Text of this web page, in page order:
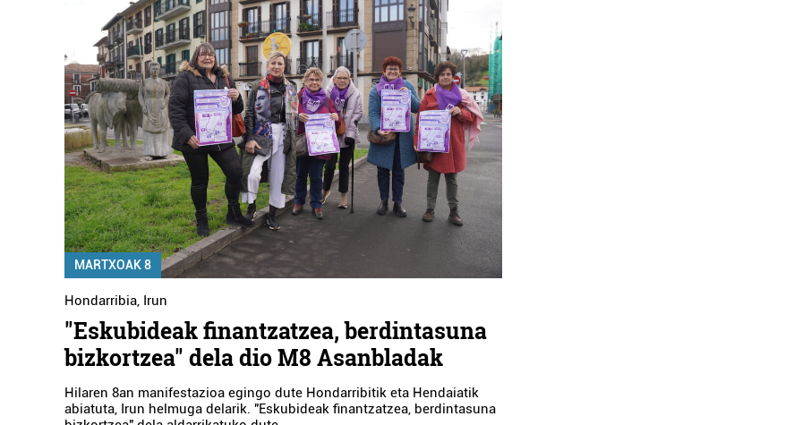
MARTXOAK 8
Hondarribia, Irun
"Eskubideak finantzatzea, berdintasuna
bizkortzea" dela dio M8 Asanbladak
Hilaren 8an manifestazioa egingo dute Hondarribitik eta Hendaiatik
abiatuta, Irun helmuga delarik. "Eskubideak finantzatzea, berdintasuna